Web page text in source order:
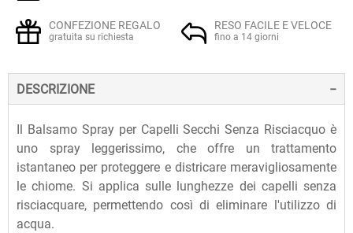
CONFEZIONE REGALO
gratuita su richiesta
RESO FACILE E VELOCE
fino a 14 giorni
DESCRIZIONE
Il Balsamo Spray per Capelli Secchi Senza Risciacquo è
uno spray leggerissimo, che offre un trattamento
istantaneo per proteggere e districare meravigliosamente
le chiome. Si applica sulle lunghezze dei capelli senza
risciacquare, permettendo così di eliminare l'utilizzo di
acqua.